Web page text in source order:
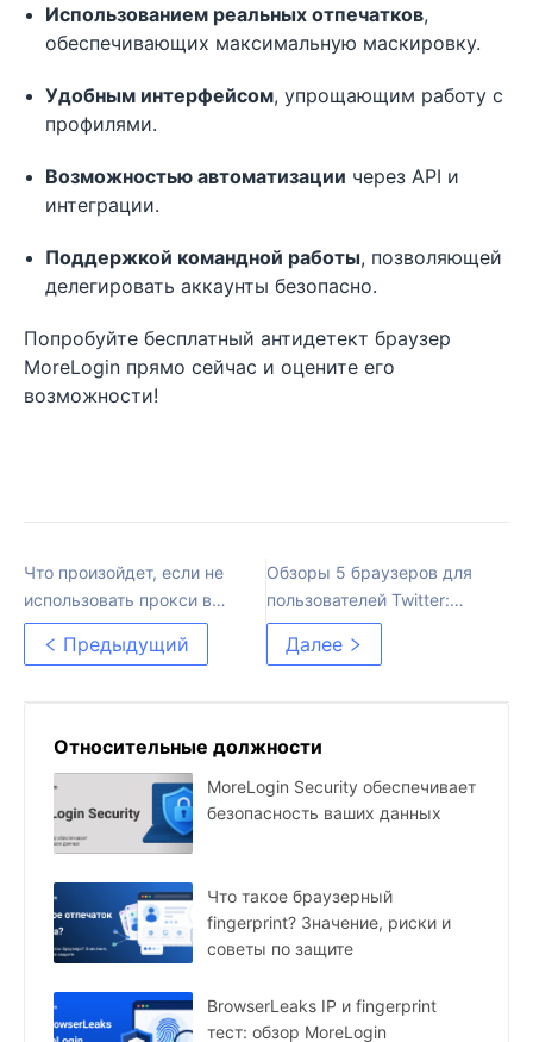
Использованием реальных отпечатков,
обеспечивающих максимальную маскировку.
Удобным интерфейсом, упрощающим работу с
профилями.
Возможностью автоматизации через API и
интеграции.
Поддержкой командной работы, позволяющей
делегировать аккаунты безопасно.
Попробуйте бесплатный антидетект браузер
MoreLogin прямо сейчас и оцените его
возможности!
Что произойдет, если не
использовать прокси в
мультиаккаунтинге
Предыдущий
Обзоры 5 браузеров для
пользователей Twitter:
какой браузер предлагает
лучшие функции?
Далее
Относительные должности
MoreLogin Security обеспечивает
безопасность ваших данных
Что такое браузерный
fingerprint? Значение, риски и
советы по защите
BrowserLeaks IP и fingerprint
тест: обзор MoreLogin